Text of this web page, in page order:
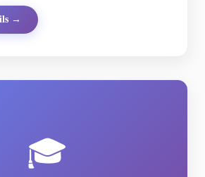
→
🎓